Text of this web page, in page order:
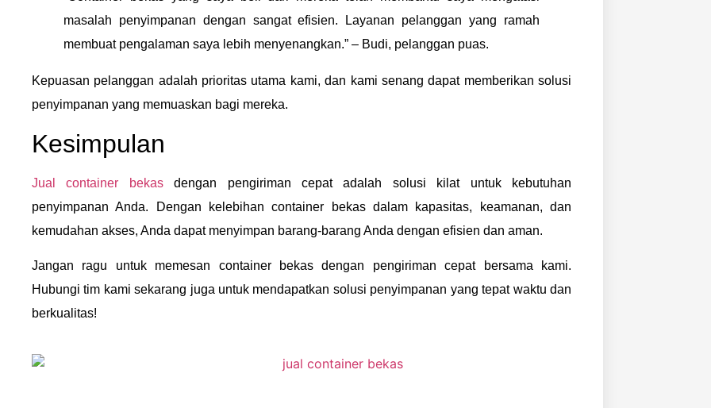
masalah penyimpanan dengan sangat efisien. Layanan pelanggan yang ramah
membuat pengalaman saya lebih menyenangkan.” – Budi, pelanggan puas.
Kepuasan pelanggan adalah prioritas utama kami, dan kami senang dapat memberikan solusi
penyimpanan yang memuaskan bagi mereka.
Kesimpulan
Jual container bekasdengan pengiriman cepat adalah solusi kilat untuk kebutuhan
penyimpanan Anda. Dengan kelebihan container bekas dalam kapasitas, keamanan, dan
kemudahan akses, Anda dapat menyimpan barang-barang Anda dengan efisien dan aman.
Jangan ragu untuk memesan container bekas dengan pengiriman cepat bersama kami.
Hubungi tim kami sekarang juga untuk mendapatkan solusi penyimpanan yang tepat waktu dan
berkualitas!